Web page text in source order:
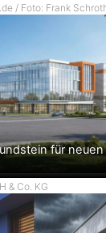
/ Foto: Frank
für
& Co. KG